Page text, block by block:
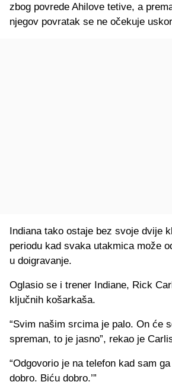
zbog povrede Ahilove tetive, a
njegov povratak se ne očekuje
Indiana tako ostaje bez svoje dvije
periodu kad svaka utakmica može
u doigravanje.
Oglasio se i trener Indiane, Rick
ključnih košarkaša.
“Svim našim srcima je palo. On će
spreman, to je jasno”, rekao je
“Odgovorio je na telefon kad sam
dobro. Biću dobro.’”